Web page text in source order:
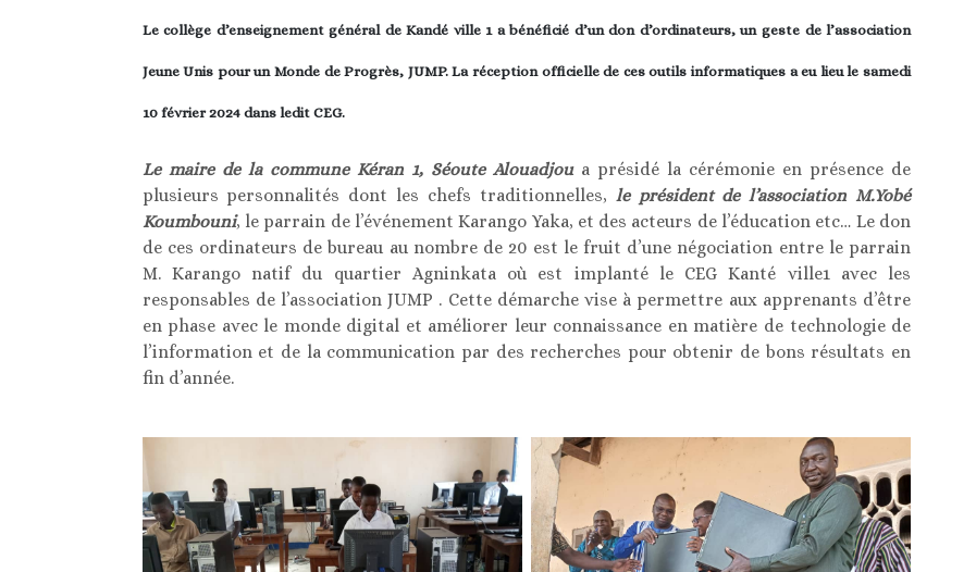
Le collège d’enseignement général de Kandé ville 1 a bénéficié d’un don d’ordinateurs, un geste de l’association
Jeune Unis pour un Monde de Progrès, JUMP. La réception officielle de ces outils informatiques a eu lieu le samedi
10 février 2024 dans ledit CEG.
Le maire de la commune Kéran 1, Séoute Alouadjou a présidé la cérémonie en présence de
plusieurs personnalités dont les chefs traditionnelles, le président de l’association M.Yobé
Koumbouni, le parrain de l’événement Karango Yaka, et des acteurs de l’éducation etc… Le don
de ces ordinateurs de bureau au nombre de 20 est le fruit d’une négociation entre le parrain
M. Karango natif du quartier Agninkata où est implanté le CEG Kanté ville1 avec les
responsables de l’association JUMP . Cette démarche vise à permettre aux apprenants d’être
en phase avec le monde digital et améliorer leur connaissance en matière de technologie de
l’information et de la communication par des recherches pour obtenir de bons résultats en
fin d’année.